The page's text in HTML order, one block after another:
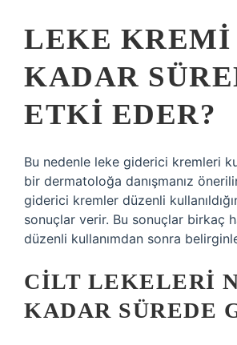
LEKE KREMI
KADAR
ETKI EDER?
Bu nedenle leke giderici kremleri
bir dermatoloğa danışmanız
giderici kremler düzenli
sonuçlar verir. Bu sonuçlar birkaç
düzenli kullanımdan sonra
CILT LEKELERI
KADAR SÜREDE